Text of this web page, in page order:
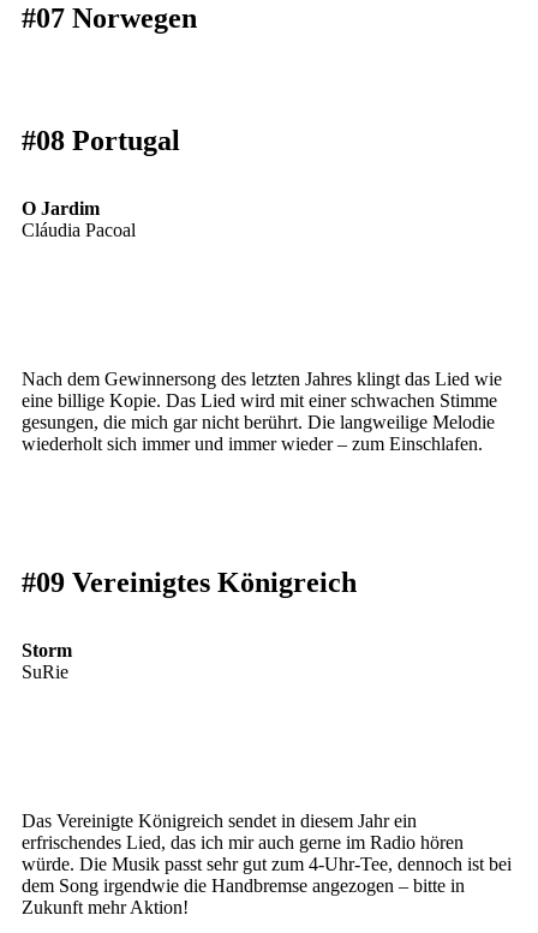
#07 Norwegen
#08 Portugal
O Jardim
Cláudia Pacoal
Nach dem Gewinnersong des letzten Jahres klingt das Lied wie
eine billige Kopie. Das Lied wird mit einer schwachen Stimme
gesungen, die mich gar nicht berührt. Die langweilige Melodie
wiederholt sich immer und immer wieder – zum Einschlafen.
#09 Vereinigtes Königreich
Storm
SuRie
Das Vereinigte Königreich sendet in diesem Jahr ein
erfrischendes Lied, das ich mir auch gerne im Radio hören
würde. Die Musik passt sehr gut zum 4-Uhr-Tee, dennoch ist bei
dem Song irgendwie die Handbremse angezogen – bitte in
Zukunft mehr Aktion!